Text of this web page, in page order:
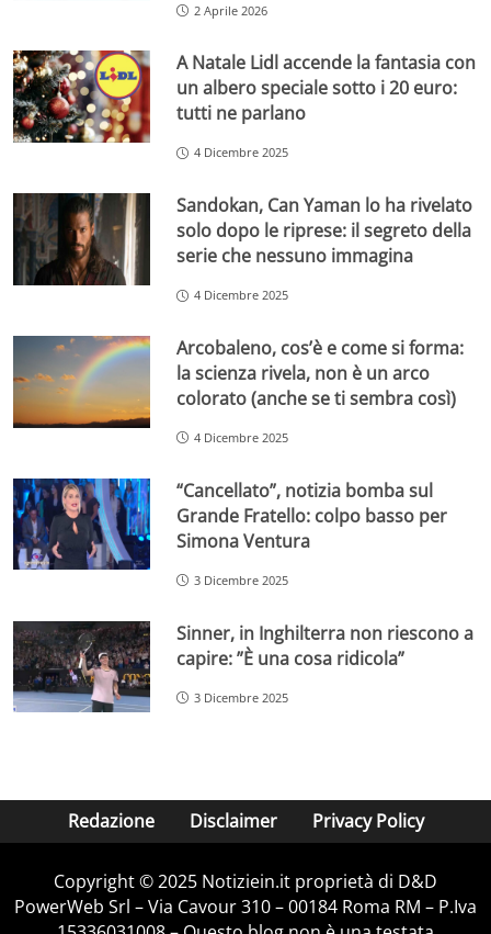
2 Aprile 2026
A Natale Lidl accende la fantasia con
un albero speciale sotto i 20 euro:
tutti ne parlano
4 Dicembre 2025
Sandokan, Can Yaman lo ha rivelato
solo dopo le riprese: il segreto della
serie che nessuno immagina
4 Dicembre 2025
Arcobaleno, cos’è e come si forma:
la scienza rivela, non è un arco
colorato (anche se ti sembra così)
4 Dicembre 2025
“Cancellato”, notizia bomba sul
Grande Fratello: colpo basso per
Simona Ventura
3 Dicembre 2025
Sinner, in Inghilterra non riescono a
capire: ”È una cosa ridicola”
3 Dicembre 2025
Redazione Disclaimer Privacy Policy
Copyright © 2025 Notiziein.it proprietà di D&D
PowerWeb Srl – Via Cavour 310 – 00184 Roma RM – P.Iva